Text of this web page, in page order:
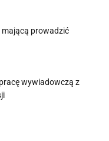
mającą prowadzić
wywiadowczą z